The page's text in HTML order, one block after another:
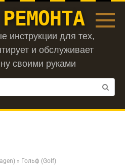
инструкции для тех,
и обслуживает
своими руками
» Гольф (Golf)